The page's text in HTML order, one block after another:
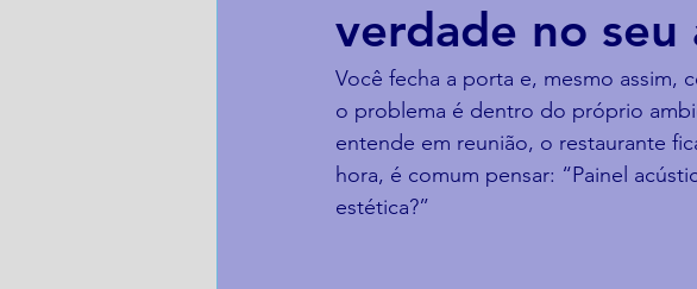
verdade no seu
Você fecha a porta e, mesmo assim,
o problema é dentro do próprio
entende em reunião, o restaurante
hora, é comum pensar: “Painel
estética?”